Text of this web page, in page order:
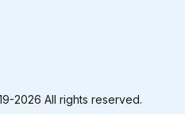
2026 All rights reserved.